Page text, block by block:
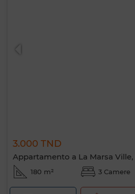
3.000 TND
Appartamento a La Marsa Ville,
180 m² 3 Camere